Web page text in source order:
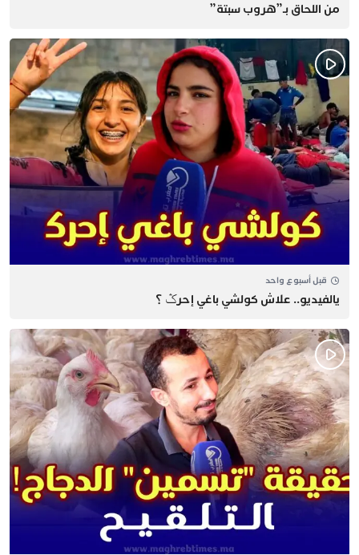
من اللحاق بـ”هروب سبتة”
قبل أسبوع واحد
يالفيديو.. علاش كولشي باغي إحرݣ ؟